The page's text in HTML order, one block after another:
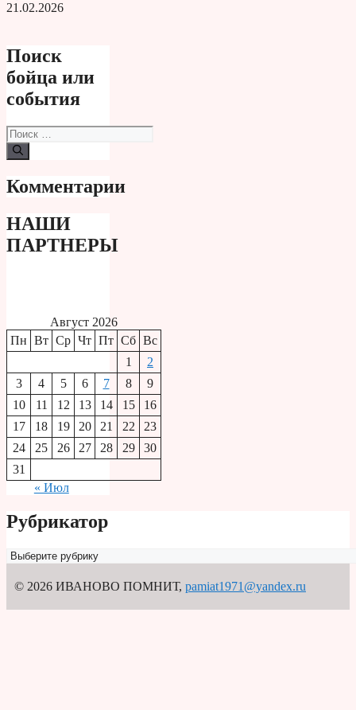
21.02.2026
Поиск
бойца или
события
Поиск:
Комментарии
НАШИ
ПАРТНЕРЫ
Август 2026
Пн Вт Ср Чт Пт Сб Вс
1
2
3
4 5 6 7 8
9
10
11 12 13 14 15
16
17
18 19 20 21 22
23
24
25 26 27 28 29
30
31
« Июл
Рубрикатор
Рубрикатор
© 2026 ИВАНОВО ПОМНИТ, pamiat1971@yandex.ru